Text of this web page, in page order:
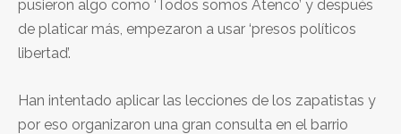
pusieron algo como ‘Todos somos Atenco’ y después
de platicar más, empezaron a usar ‘presos políticos
libertad’.
Han intentado aplicar las lecciones de los zapatistas y
por eso organizaron una gran consulta en el barrio